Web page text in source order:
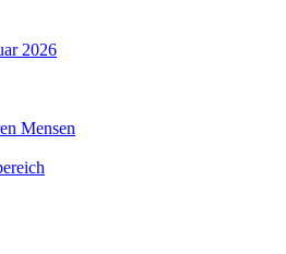
2026
Mensen